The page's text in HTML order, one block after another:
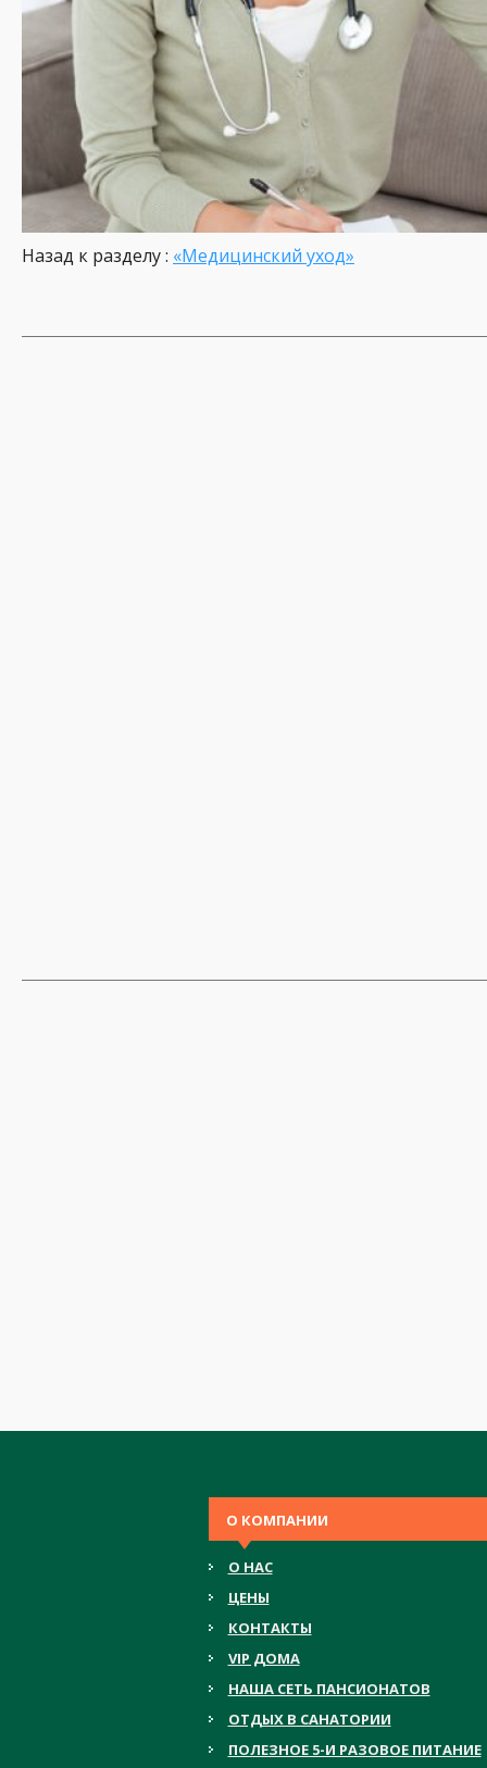
Назад к разделу : «Медицинский уход»
О КОМПАНИИ
О НАС
ЦЕНЫ
КОНТАКТЫ
VIP ДОМА
НАША СЕТЬ ПАНСИОНАТОВ
ОТДЫХ В САНАТОРИИ
ПОЛЕЗНОЕ 5-И РАЗОВОЕ ПИТАНИЕ